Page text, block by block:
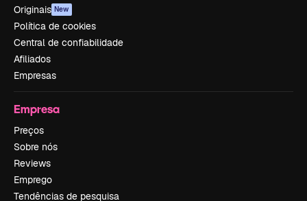
Originais New
Política de cookies
Central de confiabilidade
Afiliados
Empresas
Empresa
Preços
Sobre nós
Reviews
Emprego
Tendências de pesquisa